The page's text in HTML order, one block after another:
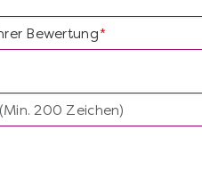
*
Bewertung
200 Zeichen)